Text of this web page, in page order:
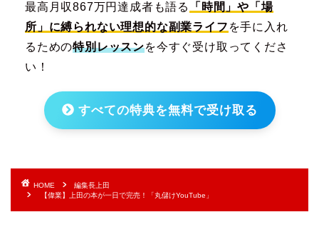
最高月収867万円達成者も語る
「時間」や「場
所」に縛られない理想的な副業ライフ を手に入れ
るための特別レッスンを今すぐ受け取ってくださ
い！
すべての特典を無料で受け取る
HOME
編集長上田
【偉業】上田の本が一日で完売！「丸儲けYouTube」